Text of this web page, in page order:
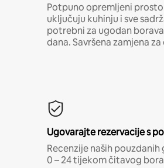
Potpuno opremljeni
uključuju kuhinju i sve
potrebni za ugodan
dana. Savršena zamjena
Ugovarajte rezervacije s
Recenzije naših
0 – 24 tijekom čitavog